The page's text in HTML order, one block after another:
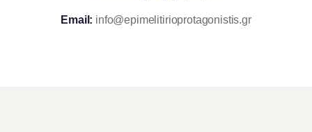
Email: info@epimelitirioprotagonistis.gr